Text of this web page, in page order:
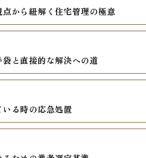
から紐解く住宅管理の極意
と直接的な解決への道
る時の応急処置